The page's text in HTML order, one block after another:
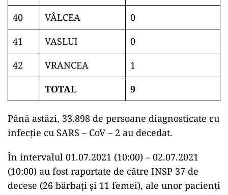
40
VÂLCEA
0
41
VASLUI
0
42
VRANCEA
1
TOTAL
9
Până astăzi, 33.898 de persoane diagnosticate cu
infecție cu SARS – CoV – 2 au decedat.
În intervalul 01.07.2021 (10:00) – 02.07.2021
(10:00) au fost raportate de către INSP 37 de
decese (26 bărbați și 11 femei), ale unor pacienți